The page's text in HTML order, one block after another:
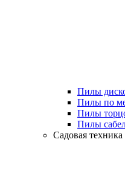
Пилы
Пилы по
Пилы
Пилы
Садовая техника